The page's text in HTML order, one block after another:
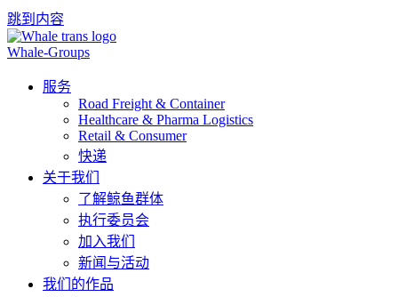
跳到内容
Whale-Groups
服务
Road Freight & Container
Healthcare & Pharma Logistics
Retail & Consumer
快递
关于我们
了解鲸鱼群体
执行委员会
加入我们
新闻与活动
我们的作品